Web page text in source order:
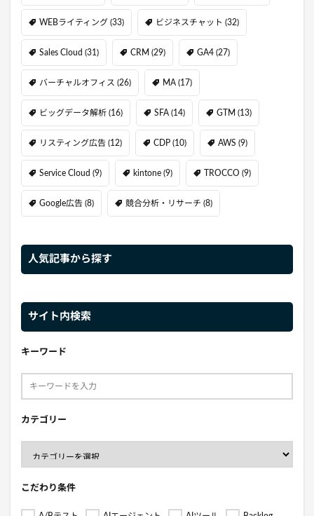
WEBライティング (33) ビジネスチャット (32)
Sales Cloud (31) CRM (29) GA4 (27)
バーチャルオフィス (26) MA (17)
ビッグデータ解析 (16) SFA (14) GTM (13)
リスティング広告 (12) CDP (10) AWS (9)
Service Cloud (9) kintone (9) TROCCO (9)
Google広告 (8) 競合分析・リサーチ (8)
人気記事から探す
サイト内検索
キーワード
カテゴリー
こだわり条件